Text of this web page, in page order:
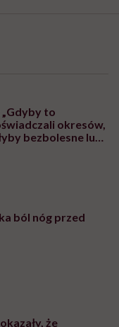
to
okresów,
bezbolesne lub
ból nóg przed
że